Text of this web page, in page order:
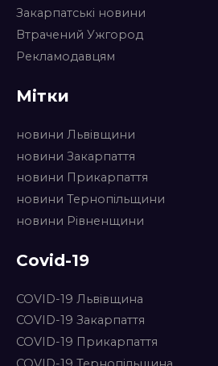
Закарпатські новини
Втрачений Ужгород
Рекламодавцям
Мітки
новини Львівщини
новини Закарпаття
новини Прикарпаття
новини Тернопільщини
новини Рівненщини
Covid-19
COVID-19 Львівщина
COVID-19 Закарпаття
COVID-19 Прикарпаття